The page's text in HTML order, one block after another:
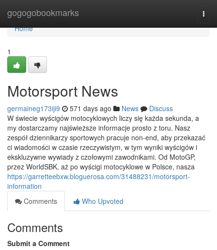
gogogobookmarks
Home
Home
1
Motorsport News
germaineg173iji9 571 days ago News
Discuss
W świecie wyścigów motocyklowych liczy się każda sekunda, a
my dostarczamy najświeższe informacje prosto z toru. Nasz
zespół dziennikarzy sportowych pracuje non-end, aby przekazać
ci wiadomości w czasie rzeczywistym, w tym wyniki wyścigów i
ekskluzywne wywiady z czołowymi zawodnikami. Od MotoGP,
przez WorldSBK, aż po wyścigi motocyklowe w Polsce, nasza
https://garretteebxw.bloguerosa.com/31488231/motorsport-
information
Comments
Who Upvoted
Comments
Submit a Comment